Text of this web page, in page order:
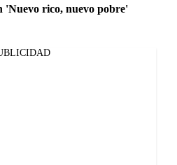
'Nuevo rico, nuevo pobre'